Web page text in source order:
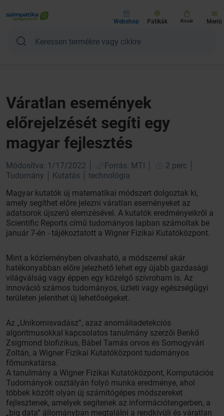
Webshop Patikák Kosár Menü
Váratlan események
előrejelzését segíti egy
magyar fejlesztés
Módosítva: 1/17/2022 Forrás: MTI
2 perc
Tudomány
Kutatás
technológia
Magyar kutatók új matematikai módszert dolgoztak ki,
amely segíthet előre jelezni váratlan eseményeket az
adatsorok újszerű elemzésével. A kutatók eredményeikről a
Scientific Reports című tudományos lapban számoltak be
január 7-én - tájékoztatott a Wigner Fizikai Kutatóközpont.
Mint a közleményben olvasható, a módszerrel akár
hatékonyabban előre jelezhető lehet egy újabb gazdasági
világválság vagy éppen egy közelgő szívroham is. Az
innováció számos tudományos, üzleti vagy egészségügyi
területen jelenthet új lehetőségeket.
Az „Unikornisvadász”, azaz anomáliadetekciós
algoritmusokkal kapcsolatos tanulmány szerzői Benkő
Zsigmond biofizikus, Bábel Tamás orvos és Somogyvári
Zoltán, a Wigner Fizikai Kutatóközpont tudományos
főmunkatársa.
A tanulmány a Wigner Fizikai Kutatóközpont, Komputációs
Tudományok osztályán folyó munka eredménye, ahol
többek között olyan új számítógépes módszereket
fejlesztenek, amelyek segítenek az információtengerben, a
„big data” állományban megtalálni a rendkívüli és váratlan